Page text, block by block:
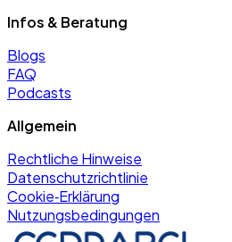
Infos & Beratung
Blogs
FAQ
Podcasts
Allgemein
Rechtliche Hinweise
Datenschutzrichtlinie
Cookie‑Erklärung
Nutzungsbedingungen